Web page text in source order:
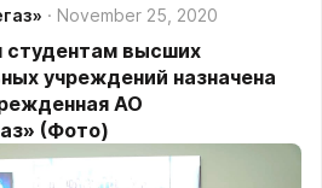
November 25, 2020
студентам высших
учреждений назначена
АО
(Фото)